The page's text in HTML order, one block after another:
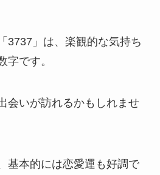
3737」は、楽観的な気持ち
字です。
会いが訪れるかもしれませ
基本的には恋愛運も好調で